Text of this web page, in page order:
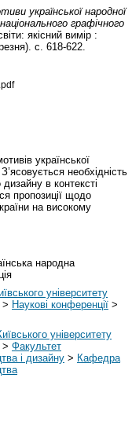
української народної
графічного
якісний вимір :
с. 618-622.
української
необхідність
в контексті
пропозиції щодо
на високому
народна
університету
> Наукові конференції >
університету
> Факультет
і дизайну > Кафедра